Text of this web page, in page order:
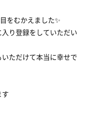
をむかえました✨
り登録をしていただい
ただけて本当に幸せで